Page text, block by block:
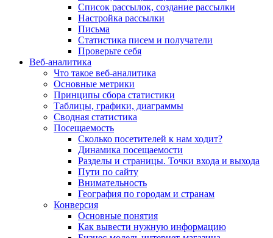
Список рассылок, создание рассылки
Настройка рассылки
Письма
Статистика писем и получатели
Проверьте себя
Веб-аналитика
Что такое веб-аналитика
Основные метрики
Принципы сбора статистики
Таблицы, графики, диаграммы
Сводная статистика
Посещаемость
Сколько посетителей к нам ходит?
Динамика посещаемости
Разделы и страницы. Точки входа и выхода
Пути по сайту
Внимательность
География по городам и странам
Конверсия
Основные понятия
Как вывести нужную информацию